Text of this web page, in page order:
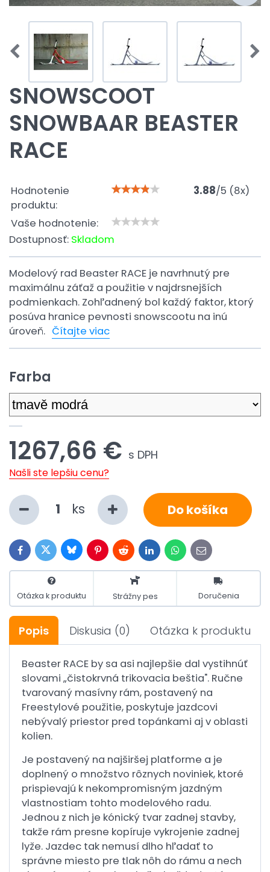
SNOWSCOOT
SNOWBAAR BEASTER
RACE
Hodnotenie
produktu:
3.88/5 (8x)
Vaše hodnotenie:
Dostupnosť: Skladom
Modelový rad Beaster RACE je navrhnutý pre
maximálnu záťaž a použitie v najdrsnejších
podmienkach. Zohľadnený bol každý faktor, ktorý
posúva hranice pevnosti snowscootu na inú
úroveň. Čítajte viac
Farba
1267,66 € s DPH
Našli ste lepšiu cenu?
ks Do košíka
FacebookTwitterBlueskyPinterestRedditLinkedInWhatsApp
E-
mail
Otázka k produktu Strážny pes Doručenia
Popis Diskusia (0) Otázka k produktu
Beaster RACE by sa asi najlepšie dal vystihnúť
slovami „čistokrvná trikovacia beštia". Ručne
tvarovaný masívny rám, postavený na
Freestylové použitie, poskytuje jazdcovi
nebývalý priestor pred topánkami aj v oblasti
kolien.
Je postavený na najširšej platforme a je
doplnený o množstvo rôznych noviniek, ktoré
prispievajú k nekompromisným jazdným
vlastnostiam tohto modelového radu.
Jednou z nich je kónický tvar zadnej stavby,
takže rám presne kopíruje vykrojenie zadnej
lyže. Jazdec tak nemusí dlho hľadať to
správne miesto pre tlak nôh do rámu a nech